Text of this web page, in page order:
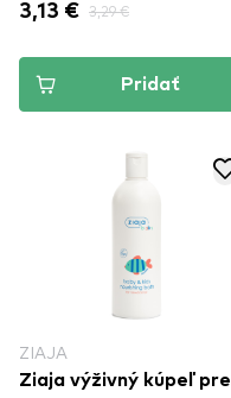
3,13 € 3,29 €
Pridať
ZIAJA
Ziaja výživný kúpeľ pre